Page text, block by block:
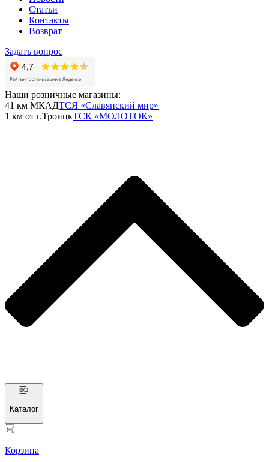
Статьи
Контакты
Возврат
Задать вопрос
Наши розничные магазины:
41 км МКАДТСЯ «Славянский мир»
1 км от г.ТроицкТСК «МОЛОТОК»
Каталог
Корзина